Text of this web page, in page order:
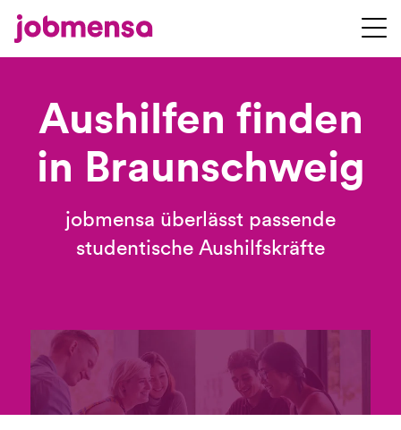
Aushilfen finden
in Braunschweig
jobmensa überlässt passende
studentische Aushilfskräfte